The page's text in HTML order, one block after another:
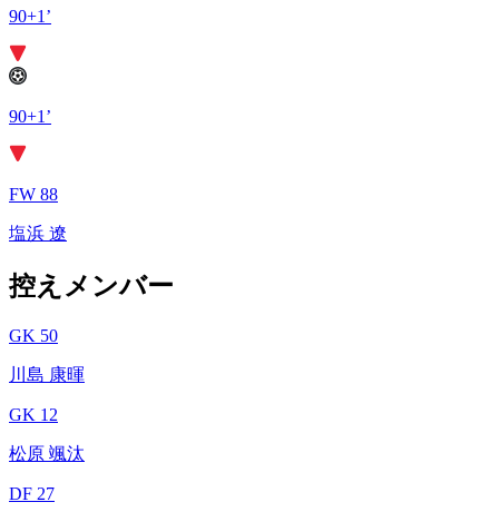
90+1’
90+1’
FW 88
塩浜 遼
控えメンバー
GK 50
川島 康暉
GK 12
松原 颯汰
DF 27